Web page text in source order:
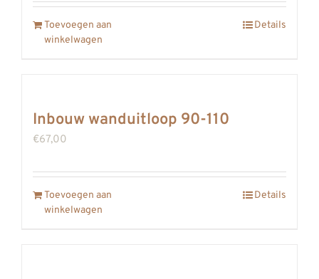
Toevoegen aan
winkelwagen
Details
Inbouw wanduitloop 90-110
€67,00
Toevoegen aan
winkelwagen
Details